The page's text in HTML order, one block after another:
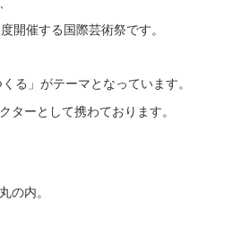
開催する国際芸術祭です。
る」がテーマとなっています。
ターとして携わております。
の内。